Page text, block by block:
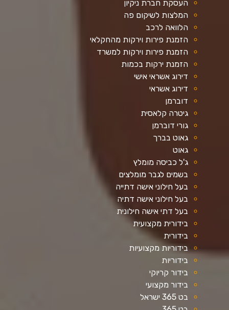
העסקת חברת ניקיון
המלצות לשיקום פה
הלוואה לרכב
הזמנת פירות וירקות מהחקלאי
הזמנת פירות וירקות למשרד
הזמנת ירקות בכמות
דירוג אשראי אישי
דירוג אשראי
דוברמן
גיטרה קלאסית
גורי דוברמן
גאוט בברך
גאוט
ג'ל כביסה מומלץ
בשמים לגבר מומלצים
בעל חילוני אישה דתייה
בעל חילוני אישה דתיה
בעל דתי אישה חילונית
בידורית מקצועית
בידורית
בידוריות מקצועיות
בידוריות
בידור קריוקי
בידור מקצועי
בט 365 ישראל